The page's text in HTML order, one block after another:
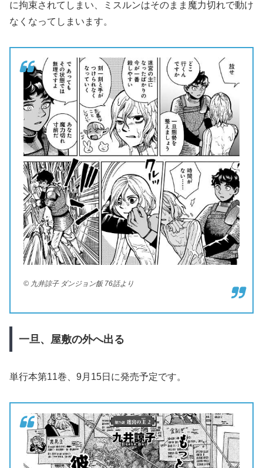
に拘束されてしまい、ミスルンはそのまま魔力切れで動け
なくなってしまいます。
© 九井諒子 ダンジョン飯 76話より
一旦、屋敷の外へ出る
単行本第11巻、9月15日に発売予定です。